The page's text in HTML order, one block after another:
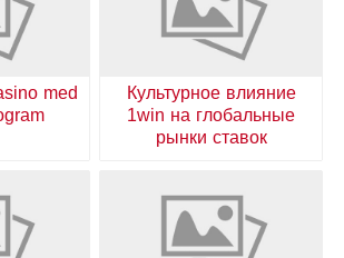
Культурное влияние
1win на глобальные
рынки ставок
med